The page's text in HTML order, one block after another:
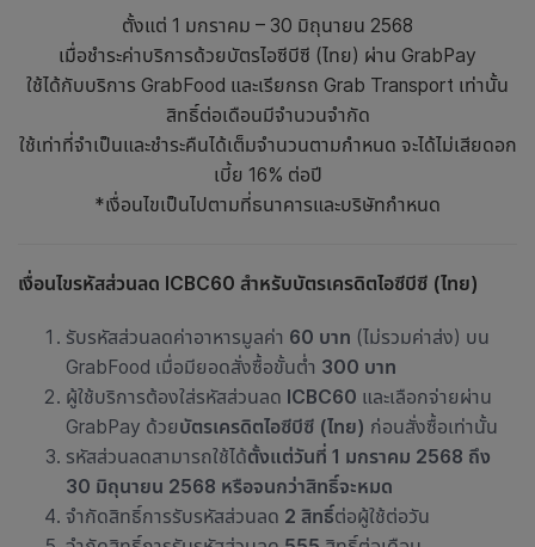
ตั้งแต่ 1 มกราคม – 30 มิถุนายน 2568
เมื่อชำระค่าบริการด้วยบัตรไอซีบีซี (ไทย) ผ่าน GrabPay
ใช้ได้กับบริการ GrabFood และเรียกรถ Grab Transport เท่านั้น
สิทธิ์ต่อเดือนมีจำนวนจำกัด
ใช้เท่าที่จำเป็นและชำระคืนได้เต็มจำนวนตามกำหนด จะได้ไม่เสียดอก
เบี้ย 16% ต่อปี
*เงื่อนไขเป็นไปตามที่ธนาคารและบริษัทกำหนด
เงื่อนไขรหัสส่วนลด ICBC60 สำหรับบัตรเครดิตไอซีบีซี (ไทย)
รับรหัสส่วนลดค่าอาหารมูลค่า 60 บาท (ไม่รวมค่าส่ง) บน
GrabFood เมื่อมียอดสั่งซื้อขั้นต่ำ 300 บาท
ผู้ใช้บริการต้องใส่รหัสส่วนลด ICBC60 และเลือกจ่ายผ่าน
GrabPay ด้วยบัตรเครดิตไอซีบีซี (ไทย) ก่อนสั่งซื้อเท่านั้น
รหัสส่วนลดสามารถใช้ได้ตั้งแต่วันที่ 1 มกราคม 2568 ถึง
30 มิถุนายน 2568 หรือจนกว่าสิทธิ์จะหมด
จำกัดสิทธิ์การรับรหัสส่วนลด 2 สิทธิ์ต่อผู้ใช้ต่อวัน